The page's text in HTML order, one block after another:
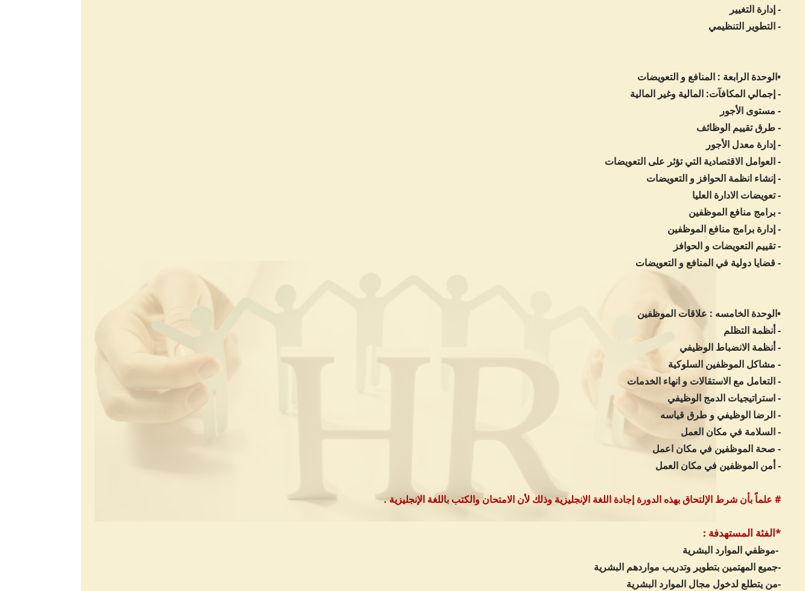
- إدارة التغيير
- التطوير التنظيمي
•الوحدة الرابعة : المنافع و التعويضات
- إجمالي المكافآت: المالية وغير المالية
- مستوى الأجور
- طرق تقييم الوظائف
- إدارة معدل الأجور
- العوامل الاقتصادية التي تؤثر على التعويضات
- إنشاء انظمة الحوافز و التعويضات
- تعويضات الادارة العليا
- برامج منافع الموظفين
- إدارة برامج منافع الموظفين
- تقييم التعويضات و الحوافز
- قضايا دولية في المنافع و التعويضات
•الوحدة الخامسه : علاقات الموظفين
- أنظمة التظلم
- أنظمة الانضباط الوظيفي
- مشاكل الموظفين السلوكية
- التعامل مع الاستقالات و انهاء الخدمات
- استراتيجيات الدمج الوظيفي
- الرضا الوظيفي و طرق قياسه
- السلامة في مكان العمل
- صحة الموظفين في مكان اعمل
- أمن الموظفين في مكان العمل
# علماً بأن شرط الإلتحاق بهذه الدورة إجادة اللغة الإنجليزية وذلك لأن الامتحان والكتب باللغة الإنجليزية .
*الفئة المستهدفة :
-موظفي الموارد البشرية
-جميع المهتمين بتطوير وتدريب مواردهم البشرية
-من يتطلع لدخول مجال الموارد البشرية